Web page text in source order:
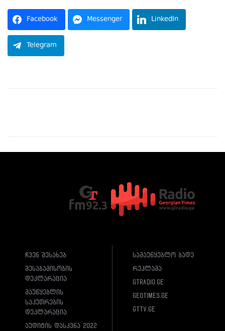
Facebook Messenger LinkedIn
Telegram
ჩვენ შესახებ
შესაბამისობის
დეკლარაცია
მაუწყებლის
საკუთრების
დეკლარაცია
აუდიტის დასკვნა 2022
სამაუწყებლო ბადე
რეკლამა
gtradio.ge
geotimes.ge
gttv.ge